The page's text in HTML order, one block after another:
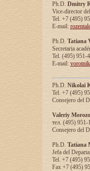
Ph.D. Dmitry
Vice-director
Tel. +7 (495)
E-mail:
Ph.D. Tatiana
Secretaria
Tel. (495) 951-
E-mail:
Ph.D. Nikolai
Tel. +7 (495)
Consejero del
Valeriy
тел. (495) 951-
Consejero del
Ph.D. Tatiana
Jefa del
Tel. +7 (495)
Fax +7 (495)